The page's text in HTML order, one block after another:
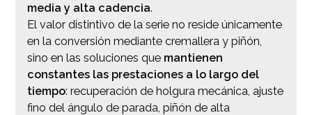
media y alta cadencia.
El valor distintivo de la serie no reside únicamente
en la conversión mediante cremallera y piñón,
sino en las soluciones que mantienen
constantes las prestaciones a lo largo del
tiempo: recuperación de holgura mecánica, ajuste
fino del ángulo de parada, piñón de alta